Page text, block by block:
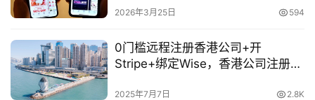
2026年3月25日 594
0门槛远程注册香港公司+开
Stripe+绑定Wise，香港公司注册实
2025年7月7日 2.8K